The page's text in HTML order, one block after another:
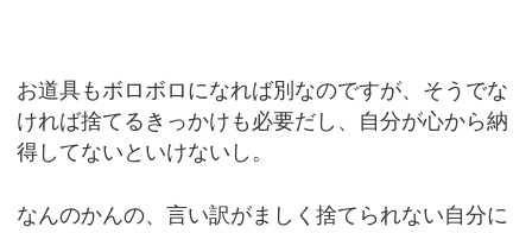
お道具もボロボロになれば別なのですが、そうでな
ければ捨てるきっかけも必要だし、自分が心から納
得してないといけないし。
なんのかんの、言い訳がましく捨てられない自分に